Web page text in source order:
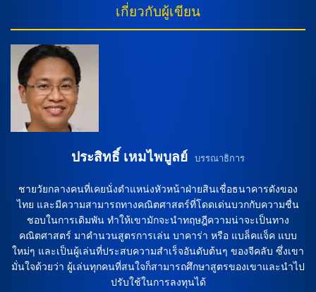
ว เลคกี้ ที่ต้องรอการตรวจสอบความพร้อมในการแข่งขัน ในขณะ
ที่ทีมจะต้องแข่งขันในระบบ 5-4-1 หรือ 5-4-1 โดยมีแกนหลักคือ
ฮาเหม็ด ตูเร่ ที่จะต้องทุ่มเททุกความสามารถของตัวเองในการ
ช่วยทีมให้ได้ผลสำเร็จในการแข่งขัน ทำนายได้ว่าการแข่งขัน
ระหว่างทีม มิเกล อัลมิร่อน และ ทีม ออร์ลันโด้ จะเป็นการแข่งขัน
ที่มีความสนุกสนาน และน่าตื่นเต้นแน่นอน เนื่องจากทั้งสองทีมมี
ระบบการเล่นที่เชื่อถือได้และมีความสามารถในการทำประตูจาก
ทั้งสองฝั่ง ในรายงานล่าสุดยังไม่มีข้อมูลเรื่องการบาดเจ็บหรือการ
ตรวจสอบความพร้อมในการแข่งขัน ในขณะที่ทีมจะต้องแข่งขัน
ในระบบ 5-4-1 หรือ 5-4-1 โดยมีแกนหลักคือ ไอเดน โอนีลล์,
พอล โอคอน-เอ็นสต์เลอร์ และมีหน้าเป้าเป็น โมฮาเหม็ด ตูเร่ ที่จะ
ต้องทุ่มเททุกความสามารถของตัวเองในการช่วยทีมให้ได้ผล
สำเร็จในการแข่งขัน จากที่ทำนายได้ว่าการแข่งขันระหว่างทีม มิ
เกล […]
เกี่ยวกับผู้เขียน
ประสิทธิ์ เหมไพบูลย์ บรรณาธิการ
ชายวัยกลางคนที่เคยนั่งตำแหน่งหัวหน้าฝ่ายสินเชื่อธนาคารดังของ
ไทย และมีความสามารถทางคณิตศาสตร์ที่โดดเด่นบวกกับความชื่น
ชอบในการเดิมพัน ทำให้เขามักจะนำทฤษฎีความน่าจะเป็นทาง
คณิตศาสตร์ มาคำนวนสูตรการเล่น บาคาร่า หรือ แบล็คแจ็ค แบบ
ใหม่ๆ และเป็นผู้เล่นที่ประสบความสำเร็จอันดับต้นๆ ของจีคลับ ซึ่งเขา
มั่นใจด้วยว่า ผู้เล่นทุกคนที่สนใจก็สามารถศึกษาสูตรของเขาและนำไป
ปรับใช้ในการลงทุนได้